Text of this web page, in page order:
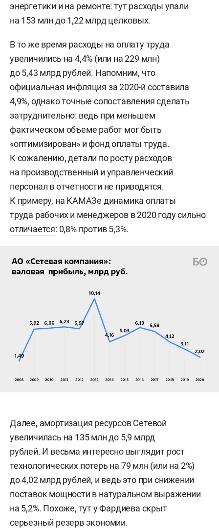
энергетики и на ремонте: тут расходы упали
на 153 млн до 1,22 млрд целковых.
В то же время расходы на оплату труда
увеличились на 4,4% (или на 229 млн)
до 5,43 млрд рублей. Напомним, что
официальная инфляция за 2020-й составила
4,9%, однако точные сопоставления сделать
затруднительно: ведь при меньшем
фактическом объеме работ мог быть
«оптимизирован» и фонд оплаты труда.
К сожалению, детали по росту расходов
на производственный и управленческий
персонал в отчетности не приводятся.
К примеру, на КАМАЗе динамика оплаты
труда рабочих и менеджеров в 2020 году сильно
отличается: 0,8% против 5,3%.
Далее, амортизация ресурсов Сетевой
увеличилась на 135 млн до 5,9 млрд
рублей. И весьма интересно выглядит рост
технологических потерь на 79 млн (или на 2%)
до 4,02 млрд рублей, и ведь это при снижении
поставок мощности в натуральном выражении
на 5,2%. Похоже, тут у Фардиева скрыт
серьезный резерв экономии.